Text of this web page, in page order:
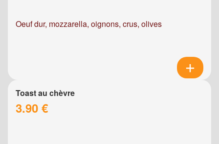
Oeuf dur, mozzarella, oignons, crus, olives
Toast au chèvre
3.90 €